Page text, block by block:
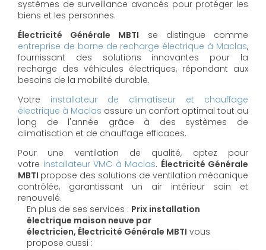
systèmes de surveillance avancés pour protéger les
biens et les personnes.
Électricité Générale MBTI se distingue comme
entreprise de borne de recharge électrique à Maclas,
fournissant des solutions innovantes pour la
recharge des véhicules électriques, répondant aux
besoins de la mobilité durable.
Votre installateur de climatiseur et chauffage
électrique à Maclas assure un confort optimal tout au
long de l'année grâce à des systèmes de
climatisation et de chauffage efficaces.
Pour une ventilation de qualité, optez pour
votre installateur VMC à Maclas. Électricité Générale
MBTI propose des solutions de ventilation mécanique
contrôlée, garantissant un air intérieur sain et
renouvelé.
En plus de ses services : Prix installation
électrique maison neuve par
électricien, Électricité Générale MBTI vous
propose aussi :